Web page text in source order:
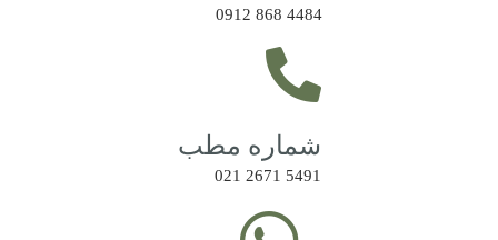
4484 868 0912
شماره مطب
5491 2671 021